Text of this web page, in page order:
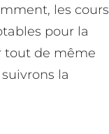
les cours
pour la
tout de même
la